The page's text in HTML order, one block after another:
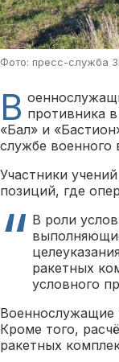
Фото: пресс-служба
В противника
«Бал» и
службе военного
Участники
позиций, где
В роли
ракетных
условного
Военнослужащие
Кроме того,
ракетных